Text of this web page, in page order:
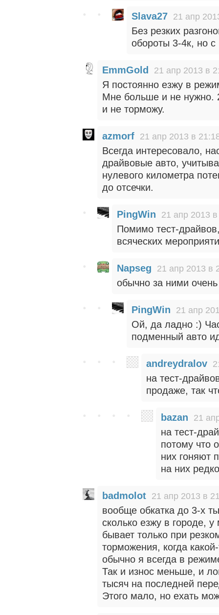
Slava27 21 апр
Без резких
обороты 3-4к, но
EmmGold 21 апр 2013 в
Я постоянно езжу в
Мне больше и не нужно.
и не торможу.
azmorf 21 апр 2013 в
Всегда интересовало,
драйвовые авто,
нулевого километра
до отсечки.
PingWin 21 апр 2013
Помимо тест-
всяческих
Napseg 21 апр 2013 в
обычно за ними
PingWin 21 апр
Ой, да ладно :)
подменный авто
andreydralov
на тест-
продаже, так
bazan 21
на тест-
потому что
них гоняют
на них
badmolot 21 апр 2013 в
вообще обкатка до 3-х
сколько езжу в городе,
бывает только при
торможения, когда
обычно я всегда в
Так и износ меньше, и
тысяч на последней
Этого мало, но ехать